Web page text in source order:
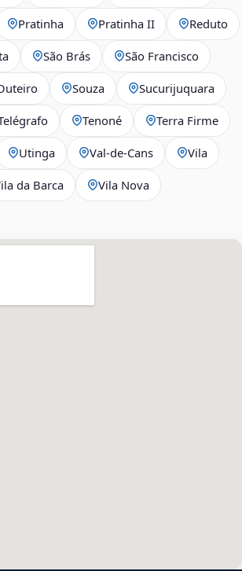
Pratinha Pratinha II Reduto
São Brás São Francisco
Souza Sucurijuquara
Tenoné Terra Firme
Utinga Val-de-Cans Vila
da Barca Vila Nova